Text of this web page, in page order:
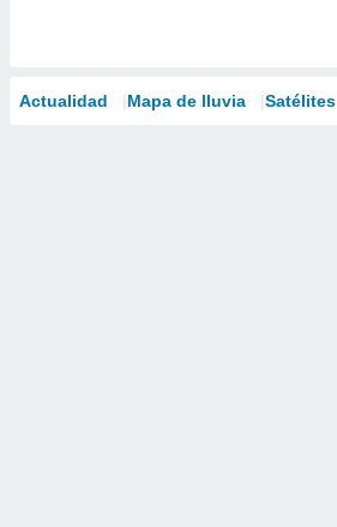
Actualidad Mapa de lluvia Satélites